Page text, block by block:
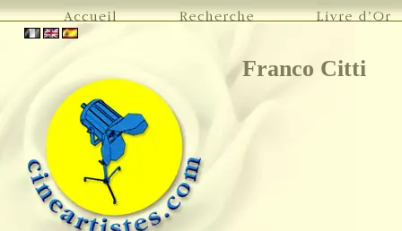
Franco Citti